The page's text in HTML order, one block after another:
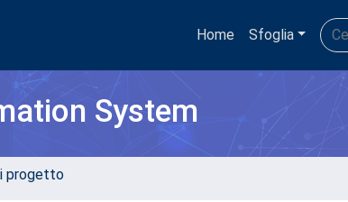
Home Sfoglia
System
progetto